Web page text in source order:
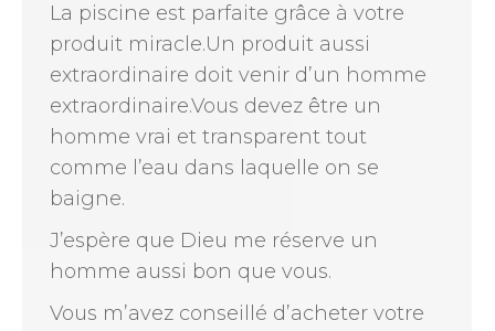
La piscine est parfaite grâce à votre
produit miracle.Un produit aussi
extraordinaire doit venir d’un homme
extraordinaire.Vous devez être un
homme vrai et transparent tout
comme l’eau dans laquelle on se
baigne.
J’espère que Dieu me réserve un
homme aussi bon que vous.
Vous m’avez conseillé d’acheter votre